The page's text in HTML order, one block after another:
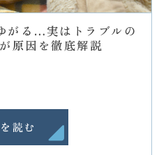
がる…実はトラブルの
原因を徹底解説
読む